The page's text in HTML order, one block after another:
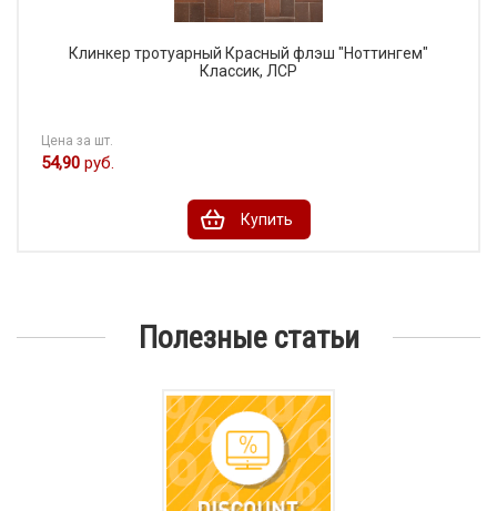
Клинкер тротуарный Красный флэш "Ноттингем"
Классик, ЛСР
Цена за шт.
54,90 руб.
Купить
Полезные статьи